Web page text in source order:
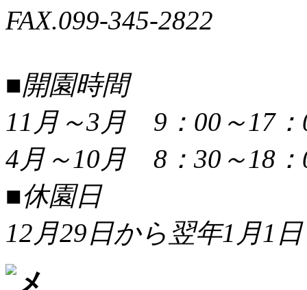
FAX.099-345-2822
■開園時間
11月～3月 9：00～17：
4月～10月 8：30～18：
■休園日
12月29日から翌年1月1日